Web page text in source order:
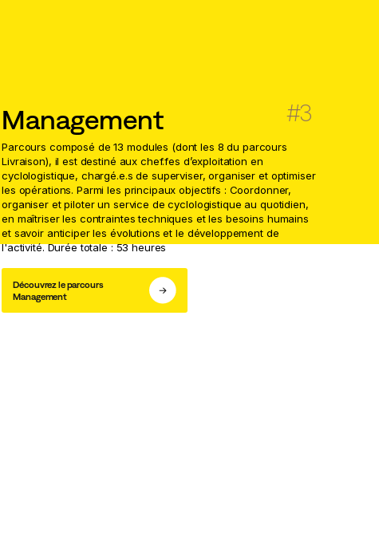
Management
Parcours composé de 13 modules (dont les 8 du parcours
Livraison), il est destiné aux chef.fes d’exploitation en
cyclologistique, chargé.e.s de superviser, organiser et optimiser
les opérations. Parmi les principaux objectifs : Coordonner,
organiser et piloter un service de cyclologistique au quotidien,
en maîtriser les contraintes techniques et les besoins humains
et savoir anticiper les évolutions et le développement de
l'activité. Durée totale : 53 heures
Découvrez le parcours
Management